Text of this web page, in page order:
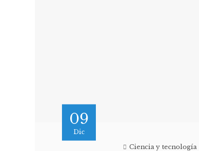
09
Dic
Ciencia y tecnología